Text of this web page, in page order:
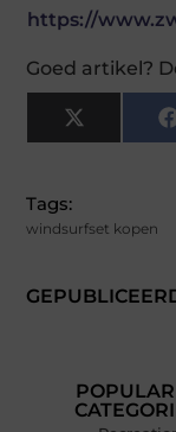
https://
Goed artikel?
X
(Twitter)
Tags:
windsurfset kopen
POPULAR